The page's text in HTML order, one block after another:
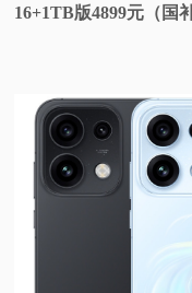
16+1TB版4899元（国